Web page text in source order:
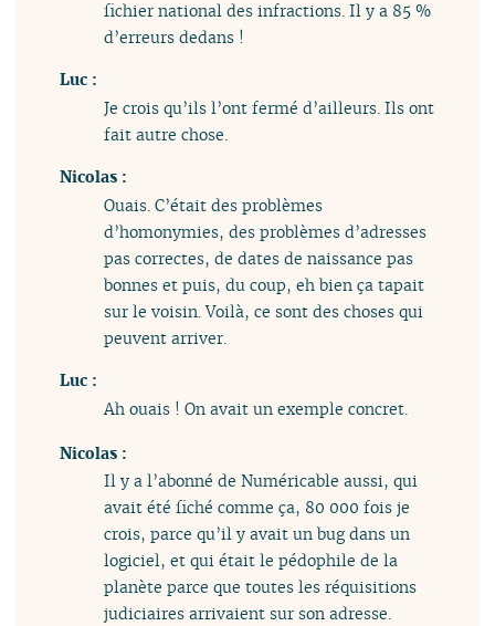
fichier national des infractions. Il y a 85 %
d’erreurs dedans !
Luc :
Je crois qu’ils l’ont fermé d’ailleurs. Ils ont
fait autre chose.
Nicolas :
Ouais. C’était des problèmes
d’homonymies, des problèmes d’adresses
pas correctes, de dates de naissance pas
bonnes et puis, du coup, eh bien ça tapait
sur le voisin. Voilà, ce sont des choses qui
peuvent arriver.
Luc :
Ah ouais ! On avait un exemple concret.
Nicolas :
Il y a l’abonné de Numéricable aussi, qui
avait été fiché comme ça, 80 000 fois je
crois, parce qu’il y avait un bug dans un
logiciel, et qui était le pédophile de la
planète parce que toutes les réquisitions
judiciaires arrivaient sur son adresse.